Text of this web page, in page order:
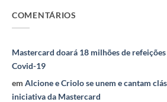
COMENTÁRIOS
Mastercard doará 18 milhões de
Covid-19
em Alcione e Criolo se unem e cantam
iniciativa da Mastercard